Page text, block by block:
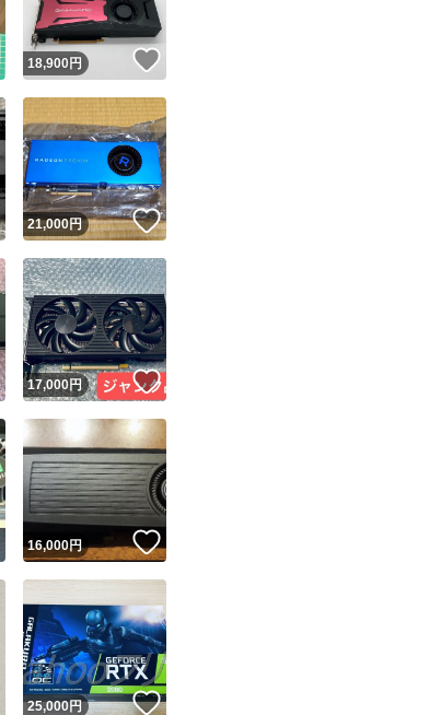
このユーザーは高頻度で24時間以内＆設定した発送日数内に発送してい
ます
このユーザーは高頻度で24時間以内に発送しています
このユーザーは設定した発送日数内に発送しています
いいね！
18,900円
いいね！
21,000円 いいね！
いいね！
17,000円 いいね！
いいね！
16,000円
いいね！
25,000円 いいね！